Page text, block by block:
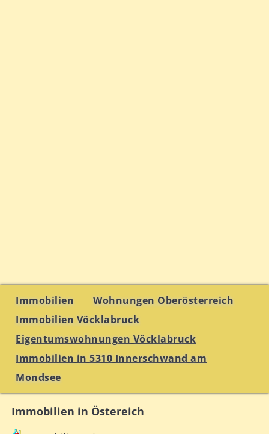
Immobilien
Wohnungen Oberösterreich
Immobilien Vöcklabruck
Eigentumswohnungen Vöcklabruck
Immobilien in 5310 Innerschwand am
Mondsee
Immobilien in Östereich